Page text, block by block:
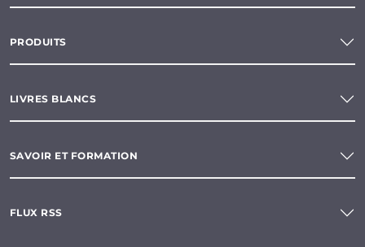
PRODUITS
LIVRES BLANCS
SAVOIR ET FORMATION
FLUX RSS